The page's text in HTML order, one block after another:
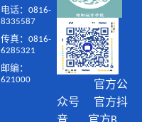
电话：0816-
8335587
传真：0816-
6285321
邮编：
621000
官方公
众号 官方抖